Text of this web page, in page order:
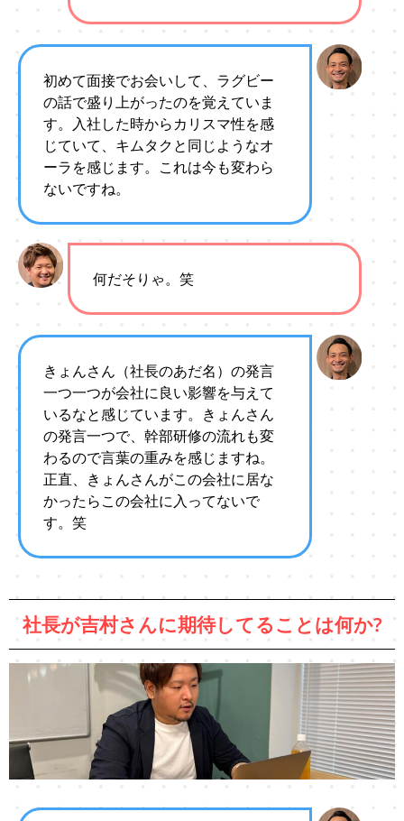
初めて面接でお会いして、ラグビー
の話で盛り上がったのを覚えていま
す。入社した時からカリスマ性を感
じていて、キムタクと同じようなオ
ーラを感じます。これは今も変わら
ないですね。
何だそりゃ。笑
きょんさん（社長のあだ名）の発言
一つ一つが会社に良い影響を与えて
いるなと感じています。きょんさん
の発言一つで、幹部研修の流れも変
わるので言葉の重みを感じますね。
正直、きょんさんがこの会社に居な
かったらこの会社に入ってないで
す。笑
社長が吉村さんに期待してることは何か?